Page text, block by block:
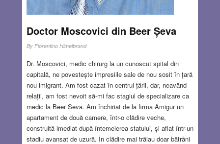
Doctor Moscovici din Beer Șeva
By Florentino Himelbrand
Dr. Moscovici, medic chirurg la un cunoscut spital din
capitală, ne povestește impresiile sale de nou sosit în țară
nou imigrant. Am fost cazat în centrul țării, dar, neavând
relații, am fost nevoit să-mi fac stagiul de specializare ca
medic la Beer Șeva. Am închiriat de la firma Amigur un
apartament de două camere, într-o clădire veche,
construită imediat după întemeierea statului, și aflat într-un
stadiu avansat de uzură. În clădire mai trăiau doar bătrâni